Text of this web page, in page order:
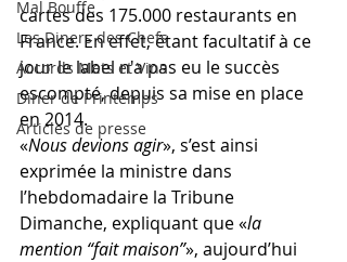
Mal Bouffe
Les Diners des Chefs
Accords Mets et Vins
Diner de Printemps
Articles de presse
cartes des 175.000 restaurants en
France. En effet, étant facultatif à ce
jour le label n'a pas eu le succès
escompté, depuis sa mise en place
en 2014.
«Nous devions agir», s’est ainsi
exprimée la ministre dans
l’hebdomadaire la Tribune
Dimanche, expliquant que «la
mention “fait maison”», aujourd’hui